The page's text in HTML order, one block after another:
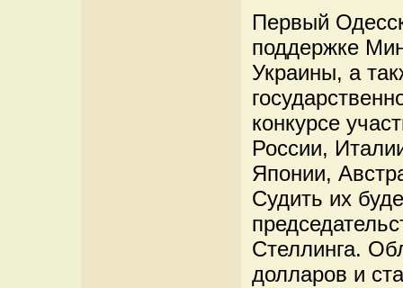
Первый
поддержке
Украины, а
конкурсе
России,
Японии,
Судить их
Стеллинга.
долларов и